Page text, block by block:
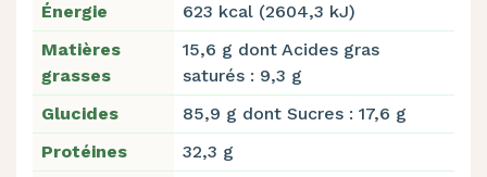
Énergie
623 kcal (2604,3 kJ)
Matières
grasses
15,6 g dont Acides gras
saturés : 9,3 g
Glucides
85,9 g dont Sucres : 17,6 g
Protéines
32,3 g